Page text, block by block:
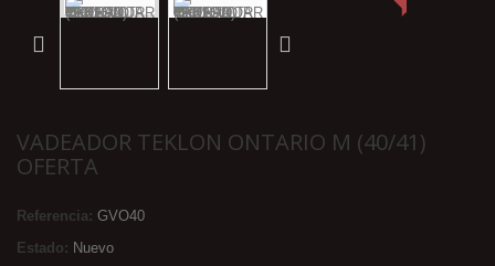
VADEADOR TEKLON ONTARIO M (40/41)
OFERTA
Referencia: GVO40
Estado: Nuevo